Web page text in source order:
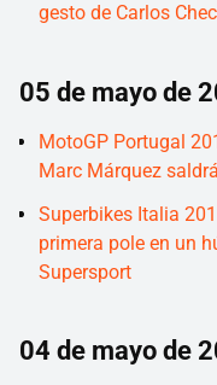
gesto de Carlos
05 de mayo de
MotoGP Portugal
Marc Márquez
Superbikes Italia
primera pole en un
Supersport
04 de mayo de